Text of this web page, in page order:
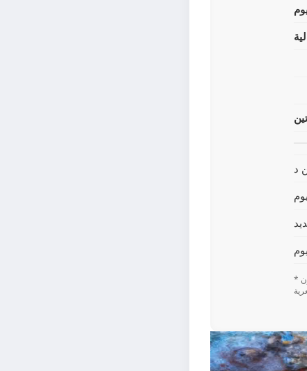
د
* تعتمد القيم اليومية المستندة إلى نسبة ٪ على نظام غذائي يحتوي على 2,000 سعرة حرارية. قد تكون